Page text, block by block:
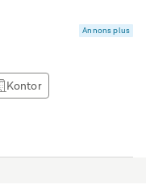
Annons plus
Kontor